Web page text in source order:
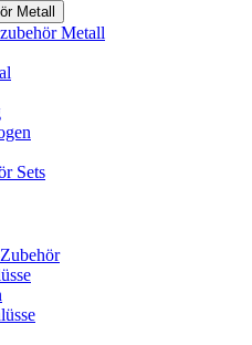
Metall
Metall
Sets